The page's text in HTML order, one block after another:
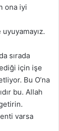
ona iyi
sırada
için işe
Bu O’na
bu. Allah
varsa